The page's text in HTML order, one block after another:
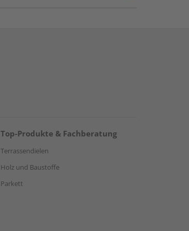
Top-Produkte & Fachberatung
Terrassendielen
Holz und Baustoffe
Parkett